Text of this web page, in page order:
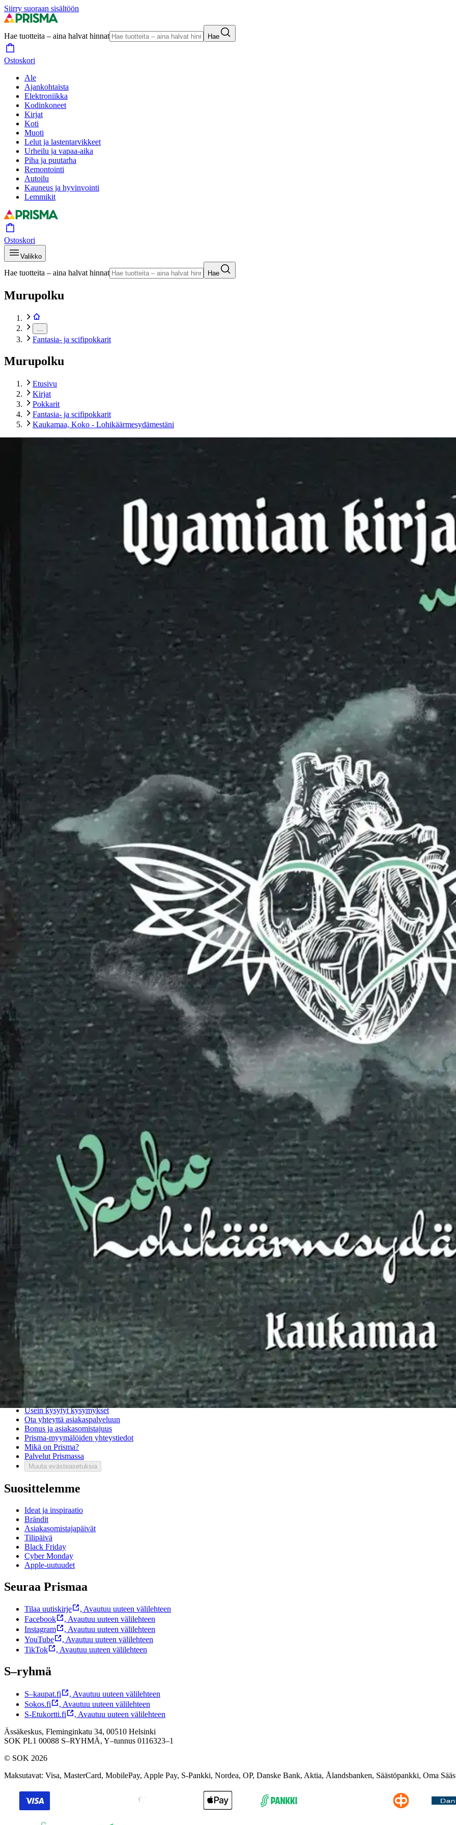
Siirry suoraan sisältöön
Hae tuotteita – aina halvat hinnat Hae
Ostoskori
Ale
Ajankohtaista
Elektroniikka
Kodinkoneet
Kirjat
Koti
Muoti
Lelut ja lastentarvikkeet
Urheilu ja vapaa-aika
Piha ja puutarha
Remontointi
Autoilu
Kauneus ja hyvinvointi
Lemmikit
Ostoskori
Valikko
Hae tuotteita – aina halvat hinnat Hae
Murupolku
Fantasia- ja scifipokkarit
Murupolku
Etusivu
Kirjat
Pokkarit
Fantasia- ja scifipokkarit
Kaukamaa, Koko - Lohikäärmesydämestäni
Kaukamaa, Koko - Lohikäärmesydämestäni
Hinta ilman S-Etukorttia:
Ei saatavilla
Ilmainen toimitus yli 100 €:n tilauksille Postin pakettiautomaattiin tai
Etu ei koske Suuri‑lisäpalvelulla toimitettavia tuotteita.
Tarkista myymäläsaatavuus
Ei saatavilla
Tuotekuvaus
Falqure Kahlittu romaaniin piiloutuu rivien väliin suuri rakkaus, jota oli mahdotonta nostaa esille kyseisessä tarinassa. Mutta kun vahva
tämä homoeroottinen novelli. Lohikäärmesyntyinen Oqyr tietää olevansa yksi tärkeimmistä valttikorteista tulevassa sodassa, koska hän
pelastamiseen, mikäli hänen palavat tunteensa Ihmissyntyistä miestä kohtaan jäävät ikuisesti vain kätketyiksi ajatuksiksi. Oqyrin on avattava
mielentunne ei riitä. Kirjasarja: Koko Lohikäärmesydämestäni kuuluu Qyamian kirjat -sarjaan, mutta toimii itsenäisenäkin tarinana, joka
aloittaa romaani Zequera Kätketty (2019), mutta nämä ensimmäiset osat voi vapaasti lukea haluamassaan järjestyksessä.
Näytä lisää tuotekuvausta
Ominaisuudet
Oletko tyytyväinen tuotetietoihin?
Ovatko tuotetiedot riittävät? Jos tuotetiedoissa on puutteita tai niitä voisi muuten parantaa, anna palautetta.
Avautuu uuteen välilehteen
Ilmainen palautus 30 päivää.*
Nouto myymälästä ilman toimituskuluja.
Asiakasomistajalle Bonusta jopa 5 %.*
Verkkokauppa
Ohjeet
Ensitilaajan pikaopas
Myymälänouto
Reklamaatio
Takuu ja huolto
Toimitustavat
Maksutavat
Asennuspalvelut
Tilaus- ja toimitusehdot
Käyttöehdot
Tietosuojakäytäntö
Saavutettavuus
Vastuullisuus
Sivukartta
Mitä pidät Prisma.fi-verkkokaupasta?
Asiakaspalvelu
Usein kysytyt kysymykset
Ota yhteyttä asiakaspalveluun
Bonus ja asiakasomistajuus
Prisma-myymälöiden yhteystiedot
Mikä on Prisma?
Palvelut Prismassa
Muuta evästeasetuksia
Suosittelemme
Ideat ja inspiraatio
Brändit
Asiakasomistajapäivät
Tilipäivä
Black Friday
Cyber Monday
Apple-uutuudet
Seuraa Prismaa
Tilaa uutiskirje , Avautuu uuteen välilehteen
Facebook
, Avautuu uuteen välilehteen
Instagram
, Avautuu uuteen välilehteen
YouTube
, Avautuu uuteen välilehteen
TikTok
, Avautuu uuteen välilehteen
S–ryhmä
S–kaupat.fi , Avautuu uuteen välilehteen
Sokos.fi
, Avautuu uuteen välilehteen
S-Etukortti.fi
, Avautuu uuteen välilehteen
Ässäkeskus, Fleminginkatu 34, 00510 Helsinki
SOK PL1 00088 S–RYHMÄ, Y–tunnus 0116323–1
© SOK 2026
Maksutavat: Visa, MasterCard, MobilePay, Apple Pay, S-Pankki, Nordea, OP, Danske Bank, Aktia, Ålandsbanken, Säästöpankki, Oma